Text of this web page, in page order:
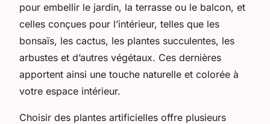
pour embellir le jardin, la terrasse ou le balcon, et
celles conçues pour l’intérieur, telles que les
bonsaïs, les cactus, les plantes succulentes, les
arbustes et d’autres végétaux. Ces dernières
apportent ainsi une touche naturelle et colorée à
votre espace intérieur.
Choisir des plantes artificielles offre plusieurs